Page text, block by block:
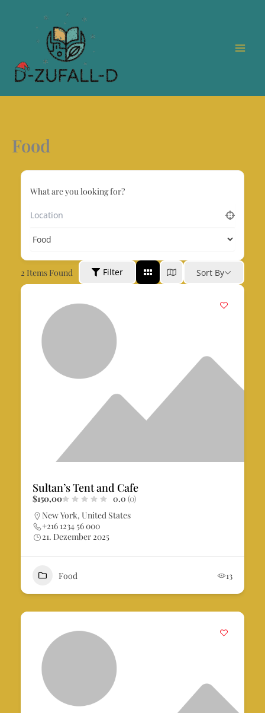
springen
Food
What are you looking for?
2 Items Found Filter Sort By
Sultan’s Tent and Cafe
$150,00 0.0 (0)
New York, United States
+216 1234 56 000
21. Dezember 2025
Food 13